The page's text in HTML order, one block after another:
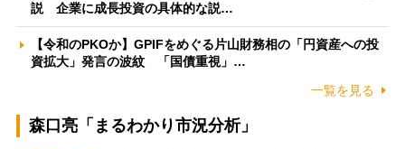
説 企業に成長投資の具体的な説…
【令和のPKOか】GPIFをめぐる片山財務相の「円資産への投
資拡大」発言の波紋 「国債重視」…
一覧を見る
森口亮「まるわかり市況分析」